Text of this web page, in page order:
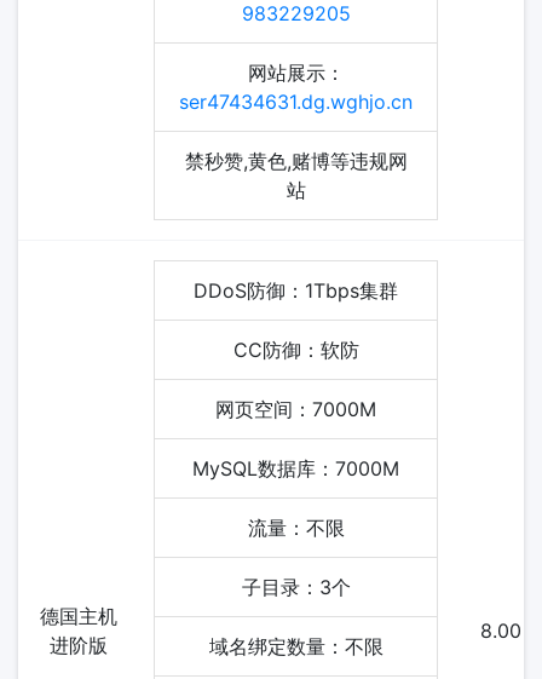
983229205
网站展示：
ser47434631.dg.wghjo.cn
禁秒赞,黄色,赌博等违规网
站
德国主机
进阶版
DDoS防御：1Tbps集群
CC防御：软防
网页空间：7000M
MySQL数据库：7000M
流量：不限
子目录：3个
域名绑定数量：不限
8.00